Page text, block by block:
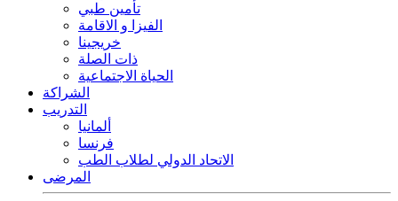
تأمين طبي
الفيزا و الاقامة
خريجينا
ذات الصلة
الحياة الاجتماعية
الشراكة
التدريب
ألمانيا
فرنسا
الاتحاد الدولي لطلاب الطب
المرضى